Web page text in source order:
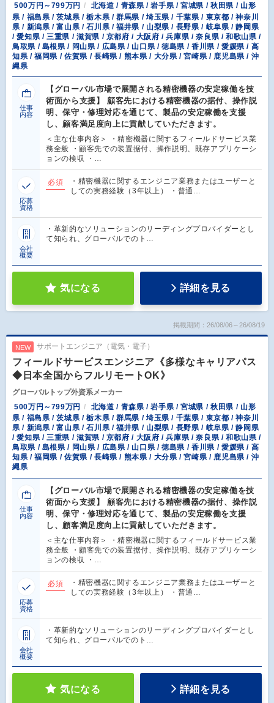
500万円～799万円
北海道 / 青森県 / 岩手県 / 宮城県 / 秋田県 / 山形
県 / 福島県 / 茨城県 / 栃木県 / 群馬県 / 埼玉県 / 千葉県 / 東京都 / 神奈川
県 / 新潟県 / 富山県 / 石川県 / 福井県 / 山梨県 / 長野県 / 岐阜県 / 静岡県
/ 愛知県 / 三重県 / 滋賀県 / 京都府 / 大阪府 / 兵庫県 / 奈良県 / 和歌山県 /
鳥取県 / 島根県 / 岡山県 / 広島県 / 山口県 / 徳島県 / 香川県 / 愛媛県 / 高
知県 / 福岡県 / 佐賀県 / 長崎県 / 熊本県 / 大分県 / 宮崎県 / 鹿児島県 / 沖
縄県
仕事
内容
【グローバル市場で展開される精密機器の安定稼働を技
術面から支援】 顧客先における精密機器の据付、操作説
明、保守・修理対応を通じて、製品の安定稼働を支援
し、顧客満足度向上に貢献していただきます。
＜主な仕事内容＞ ・精密機器に関するフィールドサービス業
務全般 ・顧客先での装置据付、操作説明、既存アプリケーシ
ョンの検収 ・…
応募
資格
必須
・精密機器に関するエンジニア業務またはユーザーと
しての実務経験（3年以上） ・普通…
会社
概要
・革新的なソリューションのリーディングプロバイダーとし
て知られ、グローバルでのト…
気になる 詳細を見る
掲載期間：26/08/06～26/08/19
NEW サポートエンジニア（電気・電子）
フィールドサービスエンジニア《多様なキャリアパス
◆日本全国からフルリモートOK》
グローバルトップ外資系メーカー
500万円～799万円
北海道 / 青森県 / 岩手県 / 宮城県 / 秋田県 / 山形
県 / 福島県 / 茨城県 / 栃木県 / 群馬県 / 埼玉県 / 千葉県 / 東京都 / 神奈川
県 / 新潟県 / 富山県 / 石川県 / 福井県 / 山梨県 / 長野県 / 岐阜県 / 静岡県
/ 愛知県 / 三重県 / 滋賀県 / 京都府 / 大阪府 / 兵庫県 / 奈良県 / 和歌山県 /
鳥取県 / 島根県 / 岡山県 / 広島県 / 山口県 / 徳島県 / 香川県 / 愛媛県 / 高
知県 / 福岡県 / 佐賀県 / 長崎県 / 熊本県 / 大分県 / 宮崎県 / 鹿児島県 / 沖
縄県
仕事
内容
【グローバル市場で展開される精密機器の安定稼働を技
術面から支援】 顧客先における精密機器の据付、操作説
明、保守・修理対応を通じて、製品の安定稼働を支援
し、顧客満足度向上に貢献していただきます。
＜主な仕事内容＞ ・精密機器に関するフィールドサービス業
務全般 ・顧客先での装置据付、操作説明、既存アプリケーシ
ョンの検収 ・…
応募
資格
必須
・精密機器に関するエンジニア業務またはユーザーと
しての実務経験（3年以上） ・普通…
会社
概要
・革新的なソリューションのリーディングプロバイダーとし
て知られ、グローバルでのト…
気になる 詳細を見る